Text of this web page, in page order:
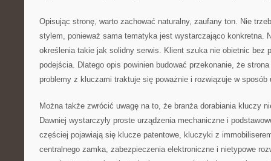
Opisując stronę, warto zachować naturalny, zaufany ton. Nie
stylem, ponieważ sama tematyka jest wystarczająco konkretna.
określenia takie jak solidny serwis. Klient szuka nie obietnic bez
podejścia. Dlatego opis powinien budować przekonanie, że
problemy z kluczami traktuje się poważnie i rozwiązuje w sposób
Można także zwrócić uwagę na to, że branża dorabiania kluczy
Dawniej wystarczyły proste urządzenia mechaniczne i
częściej pojawiają się klucze patentowe, kluczyki z
centralnego zamka, zabezpieczenia elektroniczne i nietypowe